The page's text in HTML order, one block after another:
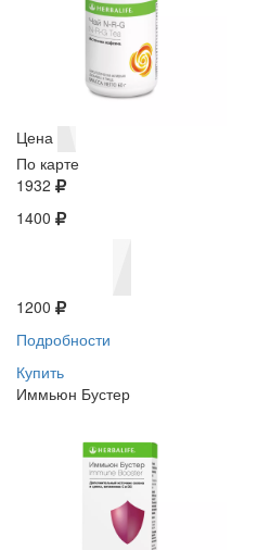
Цена
По карте
1932
1400
1200
Подробности
Купить
Иммьюн Бустер